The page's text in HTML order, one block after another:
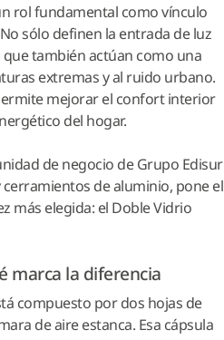
rol fundamental como vínculo
sólo definen la entrada de luz
también actúan como una
extremas y al ruido urbano.
mejorar el confort interior
del hogar.
de negocio de Grupo Edisur
de aluminio, pone el
más elegida: el Doble Vidrio
marca la diferencia
compuesto por dos hojas de
de aire estanca. Esa cápsula